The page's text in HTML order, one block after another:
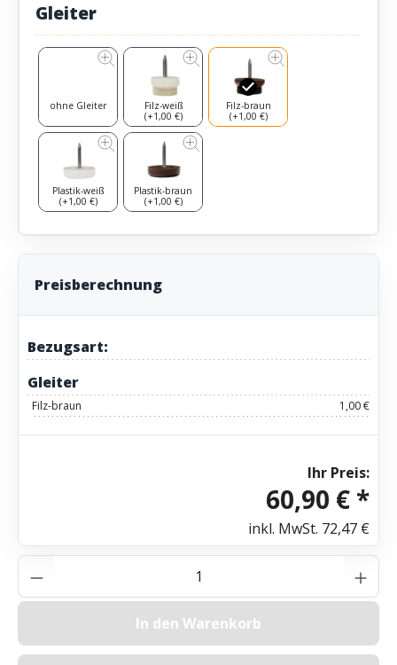
Gleiter
ohne Gleiter
Filz-weiß
(+1,00 €)
Filz-braun
(+1,00 €)
Plastik-weiß
(+1,00 €)
Plastik-braun
(+1,00 €)
Preisberechnung
Bezugsart:
Gleiter
Filz-braun 1,00 €
Ihr Preis:
60,90 € *
inkl. MwSt. 72,47 €
Produkt Anzahl: Gib den gewünschten
In den Warenkorb